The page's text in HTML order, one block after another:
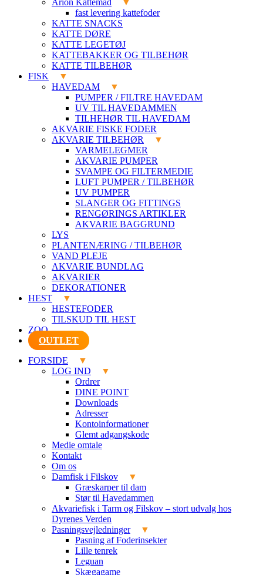
Arion Kattemad
fast levering kattefoder
KATTE SNACKS
KATTE DØRE
KATTE LEGETØJ
KATTEBAKKER OG TILBEHØR
KATTE TILBEHØR
FISK
HAVEDAM
PUMPER / FILTRE HAVEDAM
UV TIL HAVEDAMMEN
TILHEHØR TIL HAVEDAM
AKVARIE FISKE FODER
AKVARIE TILBEHØR
VARMELEGMER
AKVARIE PUMPER
SVAMPE OG FILTERMEDIE
LUFT PUMPER / TILBEHØR
UV PUMPER
SLANGER OG FITTINGS
RENGØRINGS ARTIKLER
AKVARIE BAGGRUND
LYS
PLANTENÆRING / TILBEHØR
VAND PLEJE
AKVARIE BUNDLAG
AKVARIER
DEKORATIONER
HEST
HESTEFODER
TILSKUD TIL HEST
ZOO
OUTLET
FORSIDE
LOG IND
Ordrer
DINE POINT
Downloads
Adresser
Kontoinformationer
Glemt adgangskode
Medie omtale
Kontakt
Om os
Damfisk i Filskov
Græskarper til dam
Stør til Havedammen
Akvariefisk i Tarm og Filskov – stort udvalg hos
Dyrenes Verden
Pasningsvejledninger
Pasning af Foderinsekter
Lille tenrek
Leguan
Skægagame